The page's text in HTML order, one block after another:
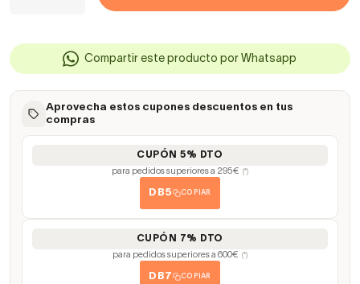
Compartir este producto por Whatsapp
Aprovecha estos cupones descuentos en tus
compras
CUPÓN 5% DTO
para pedidos superiores a 295€ (*)
DB5 COPIAR
CUPÓN 7% DTO
para pedidos superiores a 600€ (*)
DB7 COPIAR